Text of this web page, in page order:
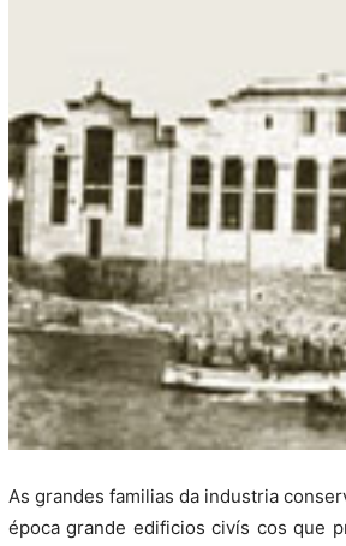
As grandes familias da industria
época grande edificios civís cos que